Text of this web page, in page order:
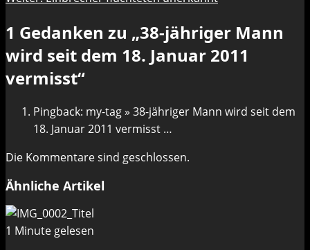
1 Gedanken zu „38-jähriger Mann
wird seit dem 18. Januar 2011
vermisst“
Pingback: my-tag » 38-jähriger Mann wird seit dem
18. Januar 2011 vermisst …
Die Kommentare sind geschlossen.
Ähnliche Artikel
1 Minute gelesen